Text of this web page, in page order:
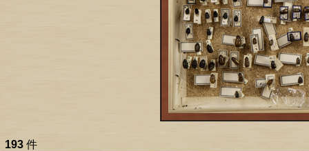
193 件